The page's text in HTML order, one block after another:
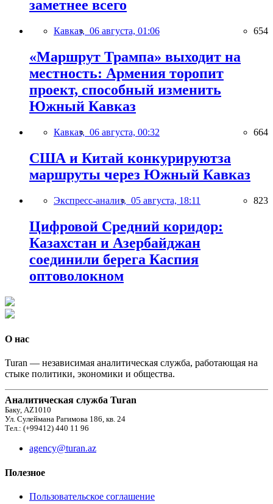
заметнее всего
Кавказ, 06 августа, 01:06 654
«Маршрут Трампа» выходит на
местность: Армения торопит
проект, способный изменить
Южный Кавказ
Кавказ, 06 августа, 00:32 664
США и Китай конкурируютза
маршруты через Южный Кавказ
Экспресс-анализ, 05 августа, 18:11 823
Цифровой Средний коридор:
Казахстан и Азербайджан
соединили берега Каспия
оптоволокном
О нас
Turan — независимая аналитическая служба, работающая на
стыке политики, экономики и общества.
Аналитическая служба Turan
Баку, AZ1010
Ул. Сулеймана Рагимова 186, кв. 24
Тел.: (+99412) 440 11 96
agency@turan.az
Полезное
Пользовательское соглашение